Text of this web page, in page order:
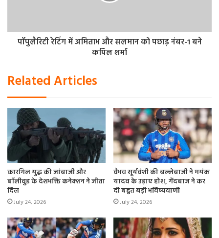
पॉपुलैरिटी रेटिंग में अमिताभ और सलमान को पछाड़ नंबर-1 बने
कपिल शर्मा
Related Articles
कारगिल युद्ध की जांबाजी और
बॉलीवुड के देशभक्ति कनेक्शन ने जीता
दिल
July 24, 2026
वैभव सूर्यवंशी की बल्लेबाजी ने मयंक
यादव के उड़ाए होश, गेंदबाज ने कर
दी बहुत बड़ी भविष्यवाणी
July 24, 2026